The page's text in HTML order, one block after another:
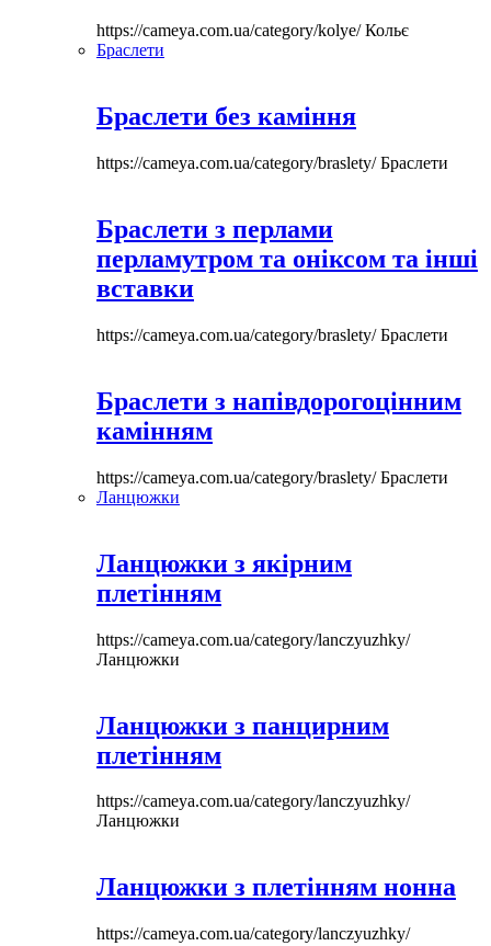
https://cameya.com.ua/category/kolye/Кольє
Браслети
Браслети без каміння
https://cameya.com.ua/category/braslety/Браслети
Браслети з перлами
перламутром та оніксом та інші
вставки
https://cameya.com.ua/category/braslety/Браслети
Браслети з напівдорогоцінним
камінням
https://cameya.com.ua/category/braslety/Браслети
Ланцюжки
Ланцюжки з якірним
плетінням
https://cameya.com.ua/category/lanczyuzhky/
Ланцюжки
Ланцюжки з панцирним
плетінням
https://cameya.com.ua/category/lanczyuzhky/
Ланцюжки
Ланцюжки з плетінням нонна
https://cameya.com.ua/category/lanczyuzhky/